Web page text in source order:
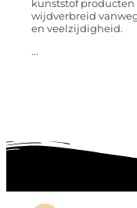
kunststof
wijdverbreid
en veelzijdigheid.
...